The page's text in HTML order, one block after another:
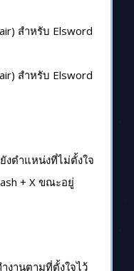
สำหรับ Elsword
สำหรับ Elsword
งตำแหน่งที่ไม่ตั้งใจ
+ X ขณะอยู่
งานตามที่ตั้งใจไว้